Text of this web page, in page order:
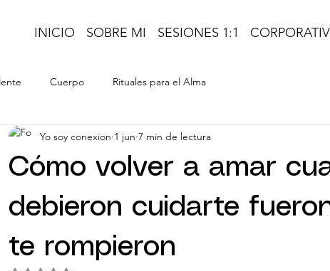
INICIO SOBRE MI SESIONES 1:1
Cuerpo Rituales para el Alma
Cómo volver a amar
debieron cuidarte
te rompieron
Yo soy conexion 1 jun 7 min de lectura